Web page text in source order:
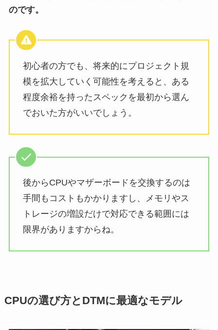
のです。
初心者の方でも、将来的にプロジェクト規
模を拡大していく可能性を考えると、ある
程度余裕を持ったスペックを最初から選ん
でおいた方がいいでしょう。
後からCPUやマザーボードを交換するのは
手間もコストもかかりますし、メモリやス
トレージの増設だけで対応できる範囲には
限界がありますからね。
CPUの選び方とDTMに最適なモデル